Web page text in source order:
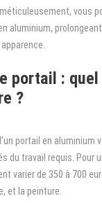
vous
aluminium,
portail :
?
portail en aluminium
du travail requis. Pour
varier de 350 à 700
et la peinture.